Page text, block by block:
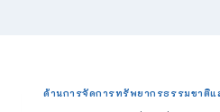
ด้านการจัดการทรัพยากรธรรมชาติแ